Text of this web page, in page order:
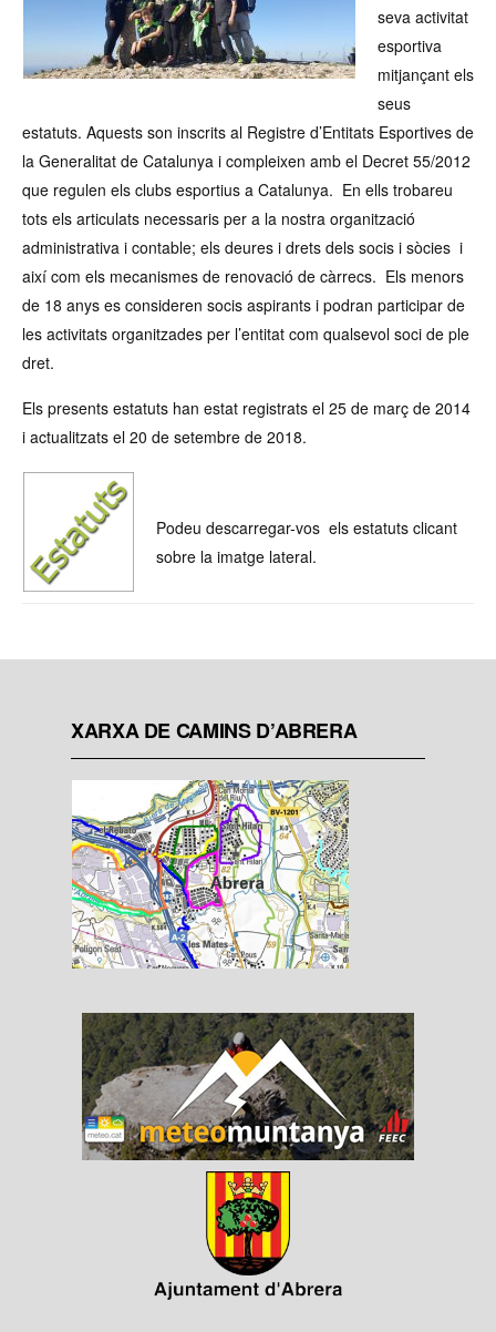
seva activitat
esportiva
mitjançant els
seus
estatuts. Aquests son inscrits al Registre d’Entitats Esportives de
la Generalitat de Catalunya i compleixen amb el Decret 55/2012
que regulen els clubs esportius a Catalunya. En ells trobareu
tots els articulats necessaris per a la nostra organització
administrativa i contable; els deures i drets dels socis i sòcies i
així com els mecanismes de renovació de càrrecs. Els menors
de 18 anys es consideren socis aspirants i podran participar de
les activitats organitzades per l’entitat com qualsevol soci de ple
dret.
Els presents estatuts han estat registrats el 25 de març de 2014
i actualitzats el 20 de setembre de 2018.
Podeu descarregar-vos els estatuts clicant
sobre la imatge lateral.
XARXA DE CAMINS D’ABRERA